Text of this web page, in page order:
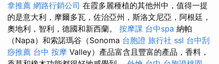
拿推薦 網路行銷公司 在霞多麗種植的其他州中，值得一提
的是意大利，摩爾多瓦，佐治亞州，斯洛文尼亞，阿根廷，
奧地利，智利，德國和新西蘭。 按摩課 台中spa 納帕
（Napa）和索諾瑪谷（Sonoma 台胞證 旅行社 ssl 台中刮
痧推薦 台中 按摩 Valley）產品富含且豐富的產品，香料，